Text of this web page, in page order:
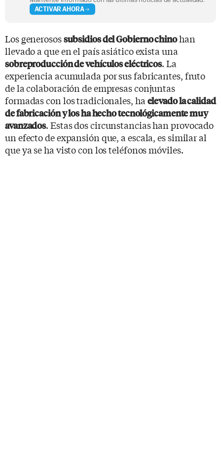
ACTIVAR AHORA
Los generosossubsidios del Gobierno chinohan
llevado a que en el país asiático exista una
sobreproducción de vehículos eléctricos. La
experiencia acumulada por sus fabricantes, fruto
de la colaboración de empresas conjuntas
formadas con los tradicionales, ha elevado la calidad
de fabricación y los ha hecho tecnológicamente muy
avanzados. Estas dos circunstancias han provocado
un efecto de expansión que, a escala, es similar al
que ya se ha visto con los teléfonos móviles.